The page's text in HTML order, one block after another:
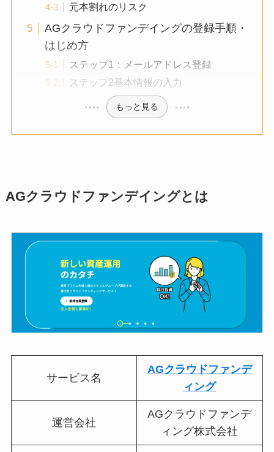
元本割れのリスク
AGクラウドファンデイングの登録手順・
はじめ方
ステップ1：メールアドレス登録
ステップ2基本情報の入力
もっと見る
AGクラウドファンデイングとは
サービス名
AGクラウドファンデ
ィング
運営会社
AGクラウドファンデ
ィング株式会社